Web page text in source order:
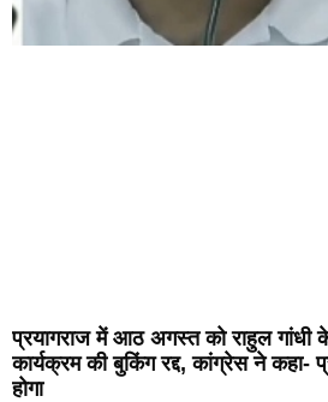
प्रयागराज में आठ अगस्त को राहुल गांधी
कार्यक्रम की बुकिंग रद्द, कांग्रेस ने कहा-
होगा